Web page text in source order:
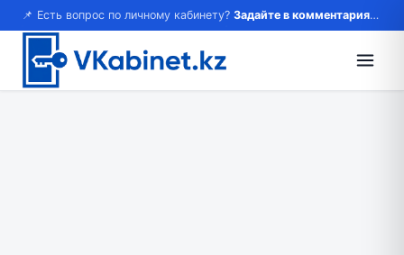
📌 Есть вопрос по личному кабинету? Задайте в комментариях — ответим!